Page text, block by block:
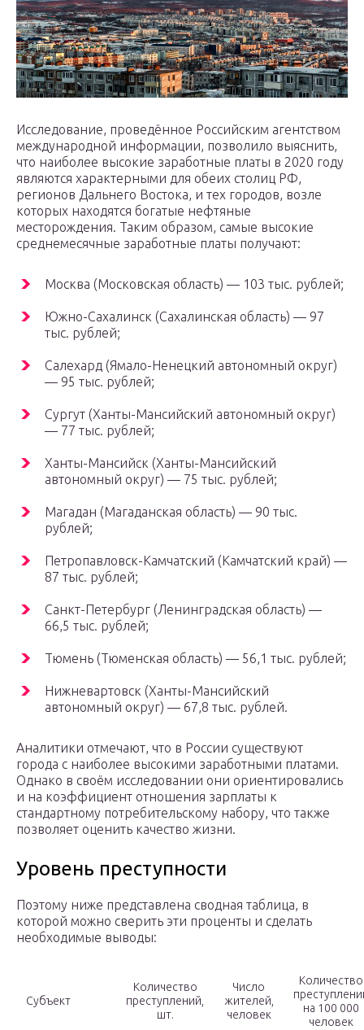
Исследование, проведённое Российским агентством
международной информации, позволило выяснить,
что наиболее высокие заработные платы в 2020 году
являются характерными для обеих столиц РФ,
регионов Дальнего Востока, и тех городов, возле
которых находятся богатые нефтяные
месторождения. Таким образом, самые высокие
среднемесячные заработные платы получают:
Москва (Московская область) — 103 тыс. рублей;
Южно-Сахалинск (Сахалинская область) — 97
тыс. рублей;
Салехард (Ямало-Ненецкий автономный округ)
— 95 тыс. рублей;
Сургут (Ханты-Мансийский автономный округ)
— 77 тыс. рублей;
Ханты-Мансийск (Ханты-Мансийский
автономный округ) — 75 тыс. рублей;
Магадан (Магаданская область) — 90 тыс.
рублей;
Петропавловск-Камчатский (Камчатский край) —
87 тыс. рублей;
Санкт-Петербург (Ленинградская область) —
66,5 тыс. рублей;
Тюмень (Тюменская область) — 56,1 тыс. рублей;
Нижневартовск (Ханты-Мансийский
автономный округ) — 67,8 тыс. рублей.
Аналитики отмечают, что в России существуют
города с наиболее высокими заработными платами.
Однако в своём исследовании они ориентировались
и на коэффициент отношения зарплаты к
стандартному потребительскому набору, что также
позволяет оценить качество жизни.
Уровень преступности
Поэтому ниже представлена сводная таблица, в
которой можно сверить эти проценты и сделать
необходимые выводы:
Субъект
Количество
преступлений,
шт.
Число
жителей,
человек
Количество
на 100 000
человек